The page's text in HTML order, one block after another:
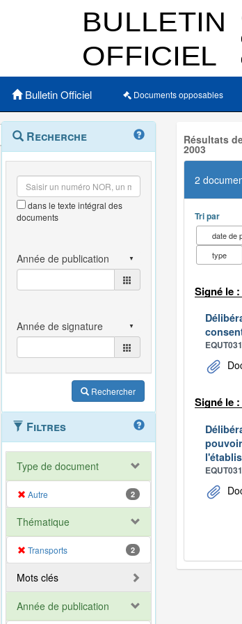
Bulletin Officiel Documents opposables
Navigation
et
outils
annexes
Menu
contextuel
Recherche
dans le texte intégral des
documents
Rechercher
Filtres
Type de document
Autre 2
Thématique
Transports 2
Mots clés
Année de publication
Résultats
2003
2
Tri par
date de
type
Signé le :
Signé le :